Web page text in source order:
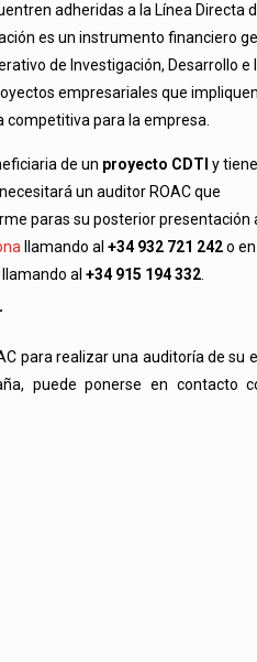
adheridas a la Línea
es un instrumento financiero
de Investigación, Desarrollo
empresariales que
competitiva para la empresa.
de un proyecto CDTI y
un auditor ROAC que
paras su posterior
llamando al +34 932 721 242o en
llamando al +34 915 194 332
para realizar una auditoría de
puede ponerse en